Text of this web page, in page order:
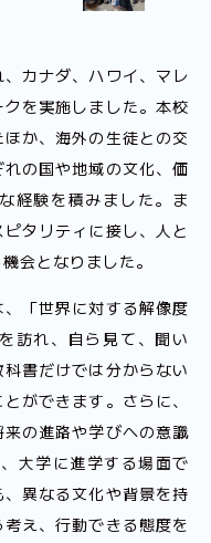
カナダ、ハワイ、マレ
を実施しました。本校
か、海外の生徒との交
の国や地域の文化、価
経験を積みました。ま
タリティに接し、人と
会となりました。
「世界に対する解像度
訪れ、自ら見て、聞い
書だけでは分からない
ができます。さらに、
の進路や学びへの意識
大学に進学する場面で
異なる文化や背景を持
え、行動できる態度を